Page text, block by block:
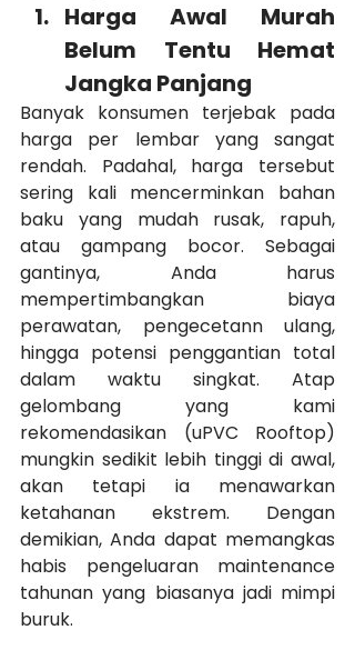
Harga Awal Murah
Belum Tentu Hemat
Jangka Panjang
Banyak konsumen terjebak pada
harga per lembar yang sangat
rendah. Padahal, harga tersebut
sering kali mencerminkan bahan
baku yang mudah rusak, rapuh,
atau gampang bocor. Sebagai
gantinya, Anda harus
mempertimbangkan biaya
perawatan, pengecetann ulang,
hingga potensi penggantian total
dalam waktu singkat. Atap
gelombang yang kami
rekomendasikan (uPVC Rooftop)
mungkin sedikit lebih tinggi di awal,
akan tetapi ia menawarkan
ketahanan ekstrem. Dengan
demikian, Anda dapat memangkas
habis pengeluaran maintenance
tahunan yang biasanya jadi mimpi
buruk.